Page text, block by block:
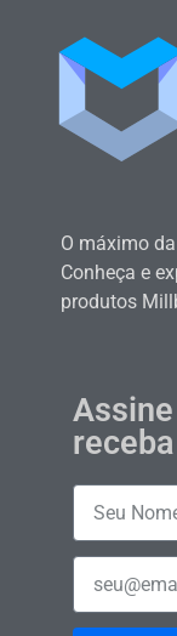
O máximo
Conheça e
produtos